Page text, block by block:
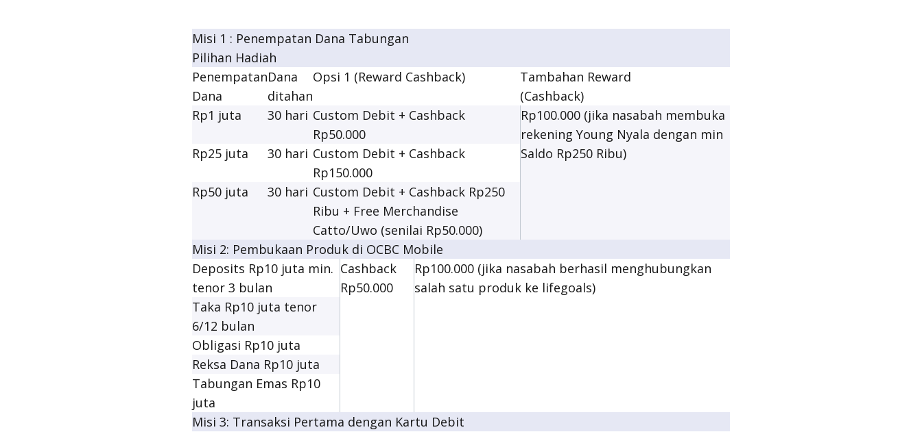
Misi 1 : Penempatan Dana Tabungan
Pilihan Hadiah
Penempatan
Dana
Dana
ditahan
Opsi 1 (Reward Cashback)
Tambahan Reward
(Cashback)
Rp1 juta
30 hari Custom Debit + Cashback
Rp50.000
Rp100.000 (jika nasabah membuka
rekening Young Nyala dengan min
Saldo Rp250 Ribu)
Rp25 juta 30 hari Custom Debit + Cashback
Rp150.000
Rp50 juta
30 hari Custom Debit + Cashback Rp250
Ribu + Free Merchandise
Catto/Uwo (senilai Rp50.000)
Misi 2: Pembukaan Produk di OCBC Mobile
Deposits Rp10 juta min.
tenor 3 bulan
Cashback
Rp50.000
Rp100.000 (jika nasabah berhasil menghubungkan
salah satu produk ke lifegoals)
Taka Rp10 juta tenor
6/12 bulan
Obligasi Rp10 juta
Reksa Dana Rp10 juta
Tabungan Emas Rp10
juta
Misi 3: Transaksi Pertama dengan Kartu Debit